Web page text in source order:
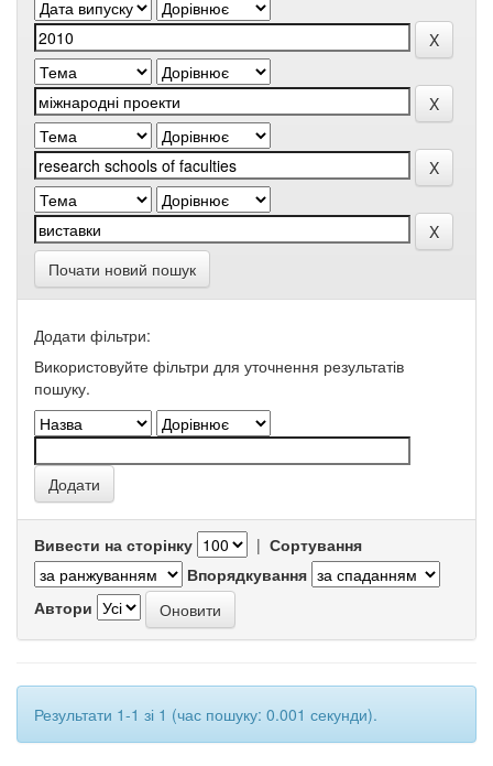
Почати новий пошук
Додати фільтри:
Використовуйте фільтри для уточнення результатів
пошуку.
Вивести на сторінку | Сортування
Впорядкування
Автори
Результати 1-1 зі 1 (час пошуку: 0.001 секунди).